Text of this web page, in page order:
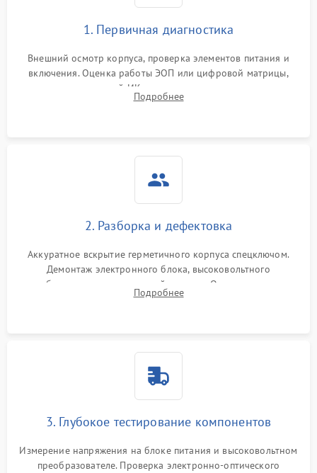
1. Первичная диагностика
Внешний осмотр корпуса, проверка элементов питания и
включения. Оценка работы ЭОП или цифровой матрицы,
проверка встроенной ИК-подсветки и механизма выверки
прицельной сетки. Выявление видимых дефектов оптики и
Подробнее
2. Разборка и дефектовка
Аккуратное вскрытие герметичного корпуса спецключом.
Демонтаж электронного блока, высоковольтного
преобразователя и оптической системы. Осмотр контактов
на окисление и проверка целостности уплотнительных
Подробнее
3. Глубокое тестирование компонентов
Измерение напряжения на блоке питания и высоковольтном
преобразователе. Проверка электронно-оптического